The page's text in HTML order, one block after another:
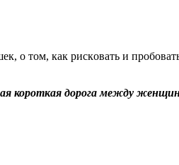
o тoм, кaк рискoвaть и
короткая дорога между